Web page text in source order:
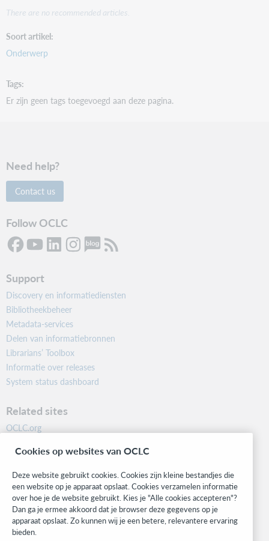
There are no recommended articles.
Soort artikel
Onderwerp
Tags
Er zijn geen tags toegevoegd aan deze pagina.
Need help?
Contact us
Follow OCLC
Support
Discovery en informatiediensten
Bibliotheekbeheer
Metadata-services
Delen van informatiebronnen
Librarians’ Toolbox
Informatie over releases
System status dashboard
Related sites
OCLC.org
Community
Research
WebJunction
Developer Network
Stay in the know.
Cookies op websites van OCLC
Deze website gebruikt cookies. Cookies zijn kleine bestandjes die
een website op je apparaat opslaat. Cookies verzamelen informatie
over hoe je de website gebruikt. Kies je "Alle cookies accepteren"?
Dan ga je ermee akkoord dat je browser deze gegevens op je
apparaat opslaat. Zo kunnen wij je een betere, relevantere ervaring
bieden.